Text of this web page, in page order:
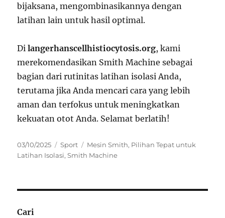
bijaksana, mengombinasikannya dengan
latihan lain untuk hasil optimal.
Dilangerhanscellhistiocytosis.org, kami
merekomendasikan Smith Machine sebagai
bagian dari rutinitas latihan isolasi Anda,
terutama jika Anda mencari cara yang lebih
aman dan terfokus untuk meningkatkan
kekuatan otot Anda. Selamat berlatih!
Posted
on
03/10/2025 Categories
Sport Tags
Mesin Smith, Pilihan Tepat untuk
Latihan Isolasi,Smith Machine
Cari